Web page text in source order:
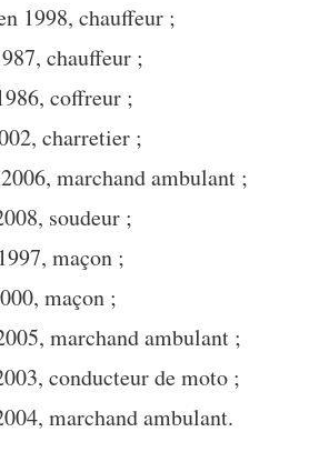
1998, chauffeur ;
chauffeur ;
coffreur ;
charretier ;
marchand ambulant ;
soudeur ;
maçon ;
maçon ;
marchand ambulant ;
conducteur de moto ;
marchand ambulant.